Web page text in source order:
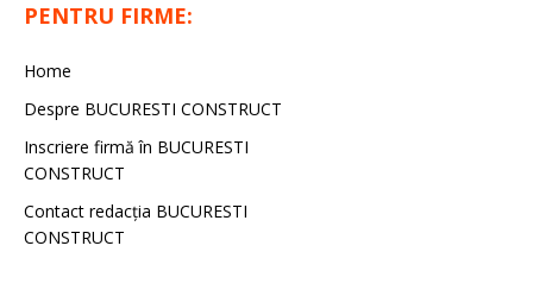
PENTRU FIRME:
Home
Despre BUCURESTI CONSTRUCT
Inscriere firmă în BUCURESTI
CONSTRUCT
Contact redacţia BUCURESTI
CONSTRUCT